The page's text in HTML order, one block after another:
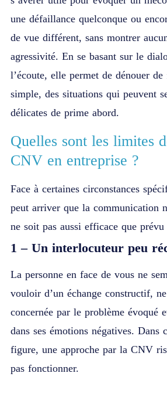
une défaillance quelconque ou
de vue différent, sans montrer
agressivité. En se basant sur le
l’écoute, elle permet de dénouer de
simple, des situations qui peuvent
délicates de prime abord.
Quelles sont les limites
CNV en entreprise ?
Face à certaines circonstances
peut arriver que la communication
ne soit pas aussi efficace que prévu
1 – Un interlocuteur peu
La personne en face de vous ne
vouloir d’un échange constructif,
concernée par le problème évoqué
dans ses émotions négatives. Dans
figure, une approche par la CNV
pas fonctionner.